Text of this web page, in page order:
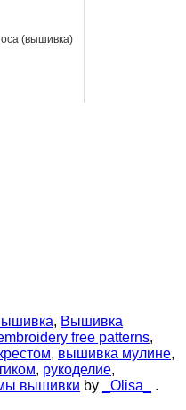
(вышивка)
, Вышивка
free patterns,
, вышивка мулине,
, рукоделие,
вышивки by _Olisa_
.